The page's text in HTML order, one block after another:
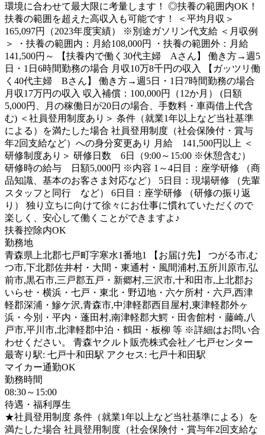
環境に合わせて最大限に考量します！ ◎扶養の範囲内OK！
扶養の範囲を超えた高収入も可能です！ ＜平均月収＞
165,097円（2023年度実績） ※別途ガソリン代支給 ＜月収例
＞ ・扶養の範囲内：月給108,000円 ・扶養の範囲外：月給
141,500円～ 【扶養内で働く30代主婦 Aさん】 働き方→週5
日・1日6時間勤務の場合 月収10万8千円の収入 【ガッツリ働
く40代主婦 Bさん】 働き方→週5日・1日7時間勤務の場合
月収17万円の収入 収入補償：100,000円（12か月） (日額
5,000円、月の稼働日が20日の場合、手数料・車両借上代含
む) ＜社員登用制度あり＞ 条件（就業1年以上など当社基準
による）を満たした場合 社員登用制度（社会保険付・賞与
年2回支給など）への身分変更あり 月給 141,500円以上 ＜
研修制度あり＞ 研修日数 6日（9:00～15:00 ※休憩含む）
研修時の給与 日額5,000円 ※内容 1～4日目：座学研修 （商
品知識、基本のお客さま対応など） 5日目：現場研修 （先輩
スタッフと同行 など） 6日目：座学研修 （研修の振り返
り） 独り立ちに向けて徐々にお仕事に慣れていただくので
楽しく、安心して働くことができますよ♪
扶養控除内OK
勤務地
青森県上北郡七戸町字寒水1番地1 【お届け先】 つがる市,む
つ市,下北郡佐井村・大間・東通村・風間浦村,五所川原市,弘
前市,黒石市,三戸郡五戸・新郷村,三沢市,十和田市,上北郡お
いらせ・横浜・七戸・東北・野辺地・六ケ所村・六戸,西津
軽郡深浦・鰺ケ沢,青森市,中津軽郡西目屋村,東津軽郡外ヶ
浜・今別・平内・蓬田村,南津軽郡大鰐・田舎館村・藤崎,八
戸市,平川市,北津軽郡中泊・鶴田・板柳 等 ※詳細はお問い合
わせください。 青森ヤクルト販売株式会社／七戸センター
最寄り駅: 七戸十和田駅 アクセス: 七戸十和田駅
マイカー通勤OK
勤務時間
08:30～15:00
待遇・福利厚生
★社員登用制度 条件（就業1年以上など当社基準による）を
満たした場合 社員登用制度（社会保険付・賞与年2回支給な